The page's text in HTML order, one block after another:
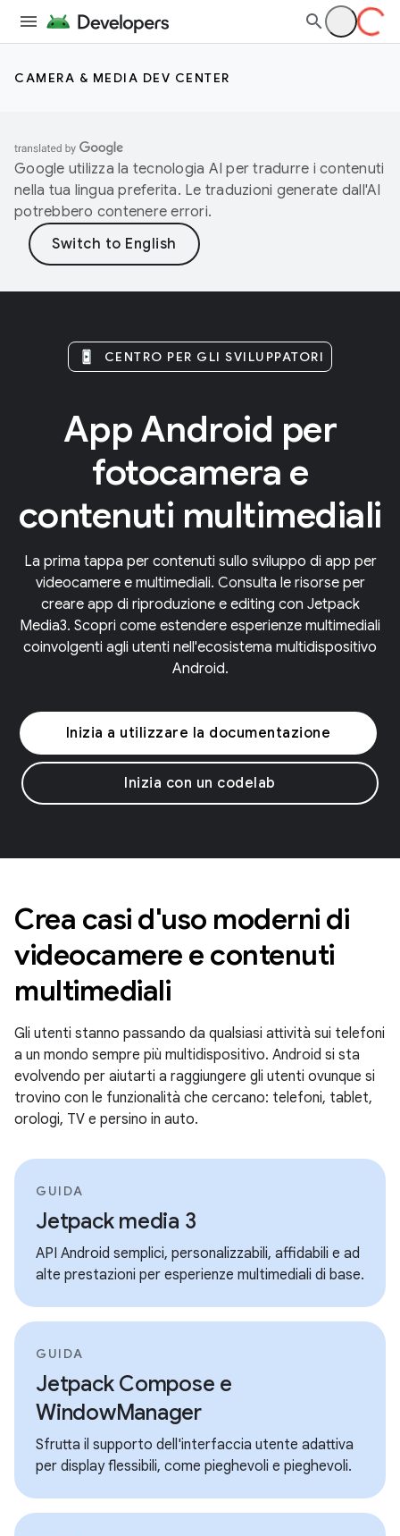
CAMERA & MEDIA DEV CENTER
Google utilizza la tecnologia AI per tradurre i contenuti
nella tua lingua preferita. Le traduzioni generate dall'AI
potrebbero contenere errori.
CENTRO PER GLI SVILUPPATORI
App Android per
fotocamera e
contenuti multimediali
La prima tappa per contenuti sullo sviluppo di app per
videocamere e multimediali. Consulta le risorse per
creare app di riproduzione e editing con Jetpack
Media3. Scopri come estendere esperienze multimediali
coinvolgenti agli utenti nell'ecosistema multidispositivo
Android.
Inizia a utilizzare la documentazione
Inizia con un codelab
Crea casi d'uso moderni di
videocamere e contenuti
multimediali
Gli utenti stanno passando da qualsiasi attività sui telefoni
a un mondo sempre più multidispositivo. Android si sta
evolvendo per aiutarti a raggiungere gli utenti ovunque si
trovino con le funzionalità che cercano: telefoni, tablet,
orologi, TV e persino in auto.
GUIDA
Jetpack media 3
API Android semplici, personalizzabili, affidabili e ad
alte prestazioni per esperienze multimediali di base.
GUIDA
Jetpack Compose e
WindowManager
Sfrutta il supporto dell'interfaccia utente adattiva
per display flessibili, come pieghevoli e pieghevoli.